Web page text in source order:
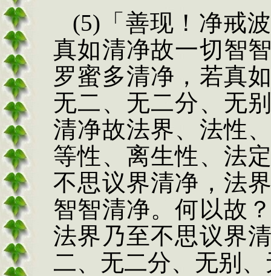
(5) 「善现！净戒
真如清净故一切智
罗蜜多清净，若真
无二、无二分、无
清净故法界、法性
等性、 离生性、法
不思议界清净，法
智智清净。何以故
法界 乃至不思议界
二、 无二分、无别